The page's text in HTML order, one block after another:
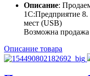
Описание:
1С:Предприятие 8.
мест (USB)
Возможна продажа
Описание товара